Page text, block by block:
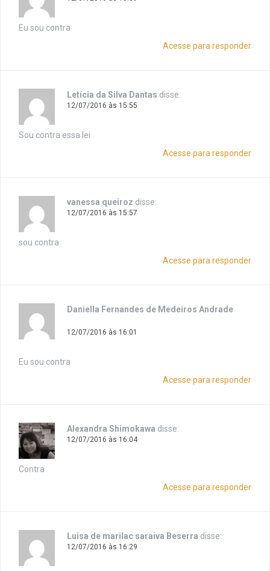
Eu sou contra
Acesse para responder
Letícia da Silva Dantas disse:
12/07/2016 às 15:55
Sou contra essa lei
Acesse para responder
vanessa queiroz disse:
12/07/2016 às 15:57
sou contra
Acesse para responder
Daniella Fernandes de Medeiros Andrade
disse:
12/07/2016 às 16:01
Eu sou contra
Acesse para responder
Alexandra Shimokawa disse:
12/07/2016 às 16:04
Contra
Acesse para responder
Luisa de marilac saraiva Beserra disse:
12/07/2016 às 16:29